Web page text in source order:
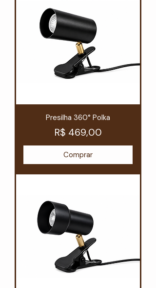
Presilha 360° Polka
Preço
R$ 469,00
Comprar